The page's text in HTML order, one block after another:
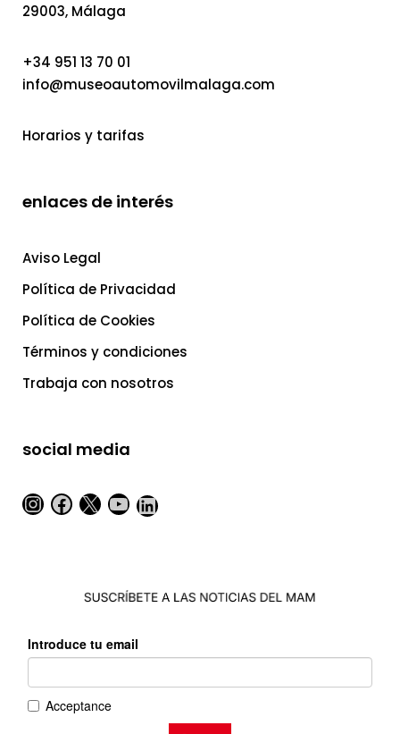
29003, Málaga
+34 951 13 70 01
info@museoautomovilmalaga.com
Horarios y tarifas
enlaces de interés
Aviso Legal
Política de Privacidad
Política de Cookies
Términos y condiciones
Trabaja con nosotros
social media
Instagram
Facebook
X YouTube
LinkedIn